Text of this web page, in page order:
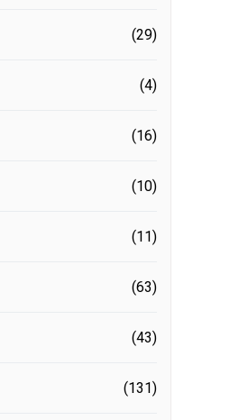
(29)
(4)
(16)
(10)
(11)
(63)
(43)
(131)